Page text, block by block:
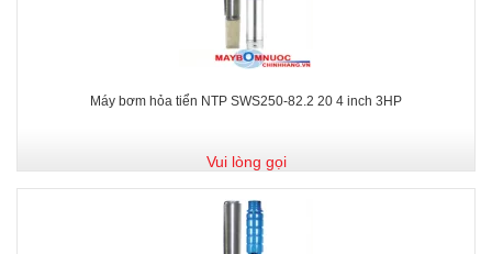
Máy bơm hỏa tiển NTP SWS250-82.2 20 4 inch 3HP
Vui lòng gọi